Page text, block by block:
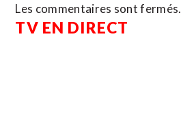
Les commentaires sont fermés.
TV EN DIRECT